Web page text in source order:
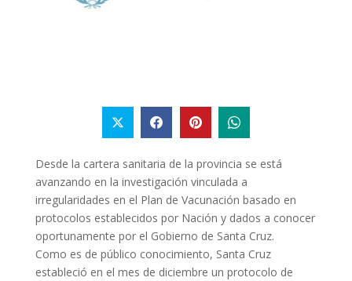
Desde la cartera sanitaria de la provincia se está
avanzando en la investigación vinculada a
irregularidades en el Plan de Vacunación basado en
protocolos establecidos por Nación y dados a conocer
oportunamente por el Gobierno de Santa Cruz.
Como es de público conocimiento, Santa Cruz
estableció en el mes de diciembre un protocolo de